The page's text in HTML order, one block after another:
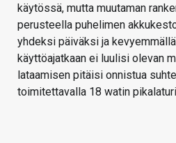
käytössä, mutta muutaman
perusteella puhelimen
yhdeksi päiväksi ja
käyttöajatkaan ei luulisi olevan
lataamisen pitäisi onnistua
toimitettavalla 18 watin